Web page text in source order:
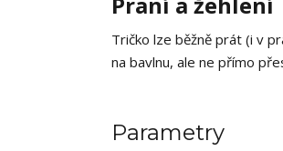
Tričko lze běžně prát (i v
na bavlnu, ale ne přímo
Parametry